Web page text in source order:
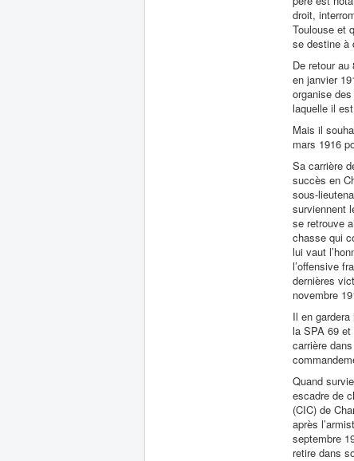
droit,
Toulouse et
se destine à
De retour au
en janvier
organise
laquelle il
Mais il
mars 1916
Sa carrière
succès en
sous-
surviennent
se retrouve
chasse qui
lui vaut
l’offensive
dernières
novembre
Il en
la SPA 69 et
carrière
Quand
escadre de
(CIC) de
après
septembre
retire dans